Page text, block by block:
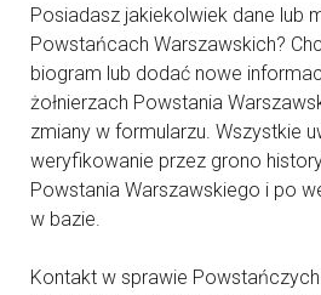
Posiadasz jakiekolwiek dane lub
Powstańcach Warszawskich?
biogram lub dodać nowe
żołnierzach Powstania
zmiany w formularzu. Wszystkie
weryfikowanie przez grono
Powstania Warszawskiego i po
w bazie.
Kontakt w sprawie